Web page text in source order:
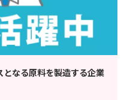
となる原料を製造する企業